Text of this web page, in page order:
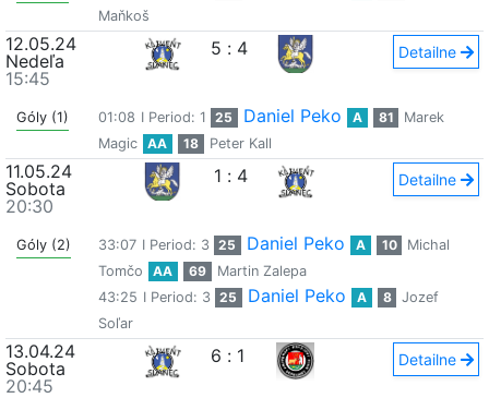
Maňkoš
12.05.24
Nedeľa
15:45
5 : 4 Detailne
Góly (1) 01:08 I Period: 1 25 Daniel Peko A 81
Marek
Magic
AA 18 Peter Kall
11.05.24
Sobota
20:30
1 : 4 Detailne
Góly (2) 33:07 I Period: 3 25 Daniel Peko A 10
Michal
Tomčo
AA 69
Martin Zalepa
43:25 I Period: 3 25 Daniel Peko A 8
Jozef
Soľar
13.04.24
Sobota
20:45
6 : 1 Detailne